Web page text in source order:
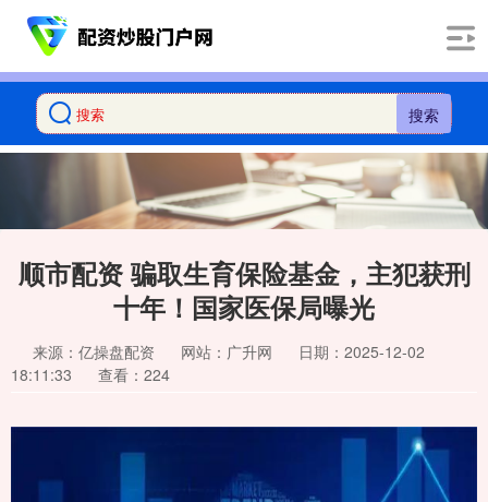
搜索
顺市配资 骗取生育保险基金，主犯获刑
十年！国家医保局曝光
来源：亿操盘配资 网站：广升网
日期：2025-12-02
18:11:33
查看：224